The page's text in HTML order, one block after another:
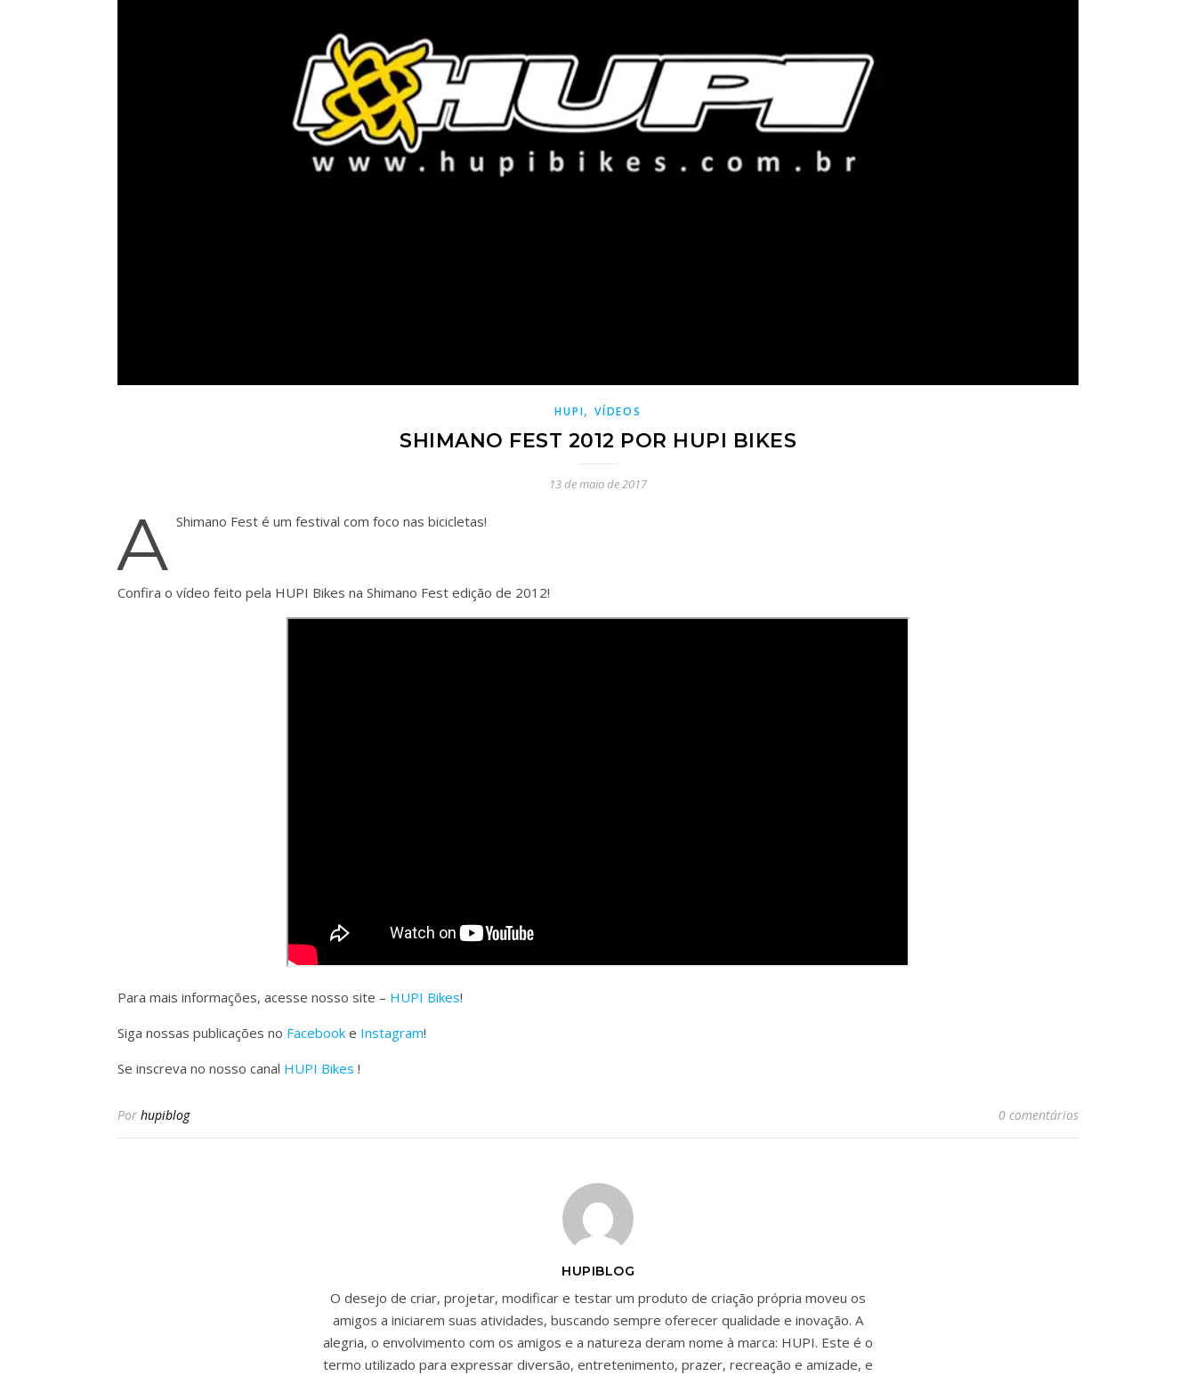
HUPI,VÍDEOS
SHIMANO FEST 2012 POR HUPI BIKES
13 de maio de 2017
A Shimano Fest é um festival com foco nas bicicletas!
Confira o vídeo feito pela HUPI Bikes na Shimano Fest edição de 2012!
Para mais informações, acesse nosso site – HUPI Bikes!
Siga nossas publicações no Facebook e Instagram!
Se inscreva no nosso canal HUPI Bikes !
Por hupiblog 0 comentários
HUPIBLOG
O desejo de criar, projetar, modificar e testar um produto de criação própria moveu os
amigos a iniciarem suas atividades, buscando sempre oferecer qualidade e inovação. A
alegria, o envolvimento com os amigos e a natureza deram nome à marca: HUPI. Este é o
termo utilizado para expressar diversão, entretenimento, prazer, recreação e amizade, e